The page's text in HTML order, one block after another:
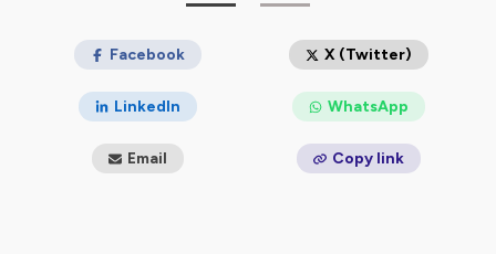
Facebook X (Twitter)
LinkedIn WhatsApp
Email Copy link